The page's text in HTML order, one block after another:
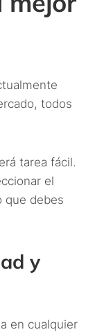
todos
tarea fácil.
el
que debes
y
en cualquier